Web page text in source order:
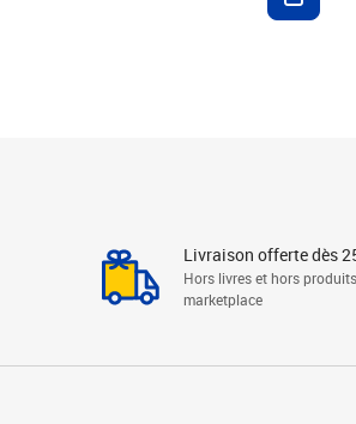
Livraison offerte dès
Hors livres et hors produits
marketplace